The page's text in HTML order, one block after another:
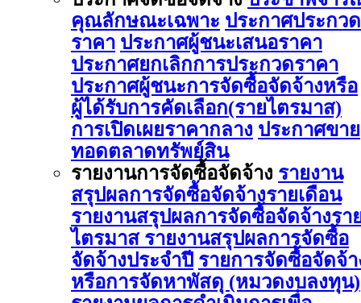
คุณลักษณะเฉพาะ ประกาศประกวด
ราคา ประกาศผู้ชนะเสนอราคา
ประกาศยกเลิกการประกวดราคา
ประกาศผู้ชนะการจัดซื้อจัดจ้างหรือ
ผู้ได้รับการคัดเลือก(รายไตรมาส)
การเปิดเผยราคากลาง ประกาศขาย
ทอดตลาดทรัพย์สิน
รายงานการจัดซื้อจัดจ้าง รายงาน
สรุปผลการจัดซื้อจัดจ้างรายเดือน
รายงานสรุปผลการจัดซื้อจัดจ้างรา
ไตรมาส รายงานสรุปผลการจัดซื้อ
จัดจ้างประจำปี รายการจัดซื้อจัดจ้า
หรือการจัดหาพัสดุ (หมวดงบลงทุน)